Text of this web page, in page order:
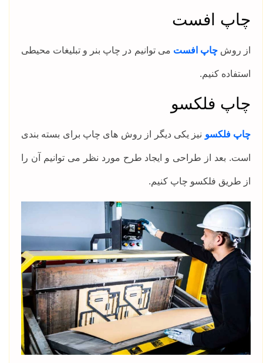
چاپ افست
از روشچاپ افست می توانیم در چاپ بنر و تبلیغات محیطی
استفاده کنیم.
چاپ فلکسو
چاپ فلکسو نیز یکی دیگر از روش های چاپ برای بسته بندی
است. بعد از طراحی و ایجاد طرح مورد نظر می توانیم آن را
از طریق فلکسو چاپ کنیم.